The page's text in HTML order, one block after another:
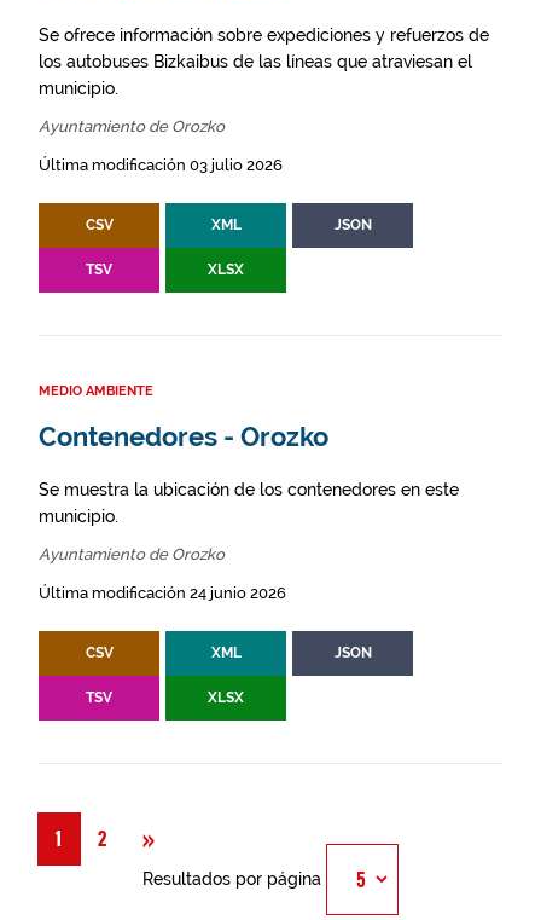
Se ofrece información sobre expediciones y refuerzos de
los autobuses Bizkaibus de las líneas que atraviesan el
municipio.
Ayuntamiento de Orozko
Última modificación 03 julio 2026
CSV XML JSON
TSV XLSX
MEDIO AMBIENTE
Contenedores - Orozko
Se muestra la ubicación de los contenedores en este
municipio.
Ayuntamiento de Orozko
Última modificación 24 junio 2026
CSV XML JSON
TSV XLSX
1 2 »
Resultados por página